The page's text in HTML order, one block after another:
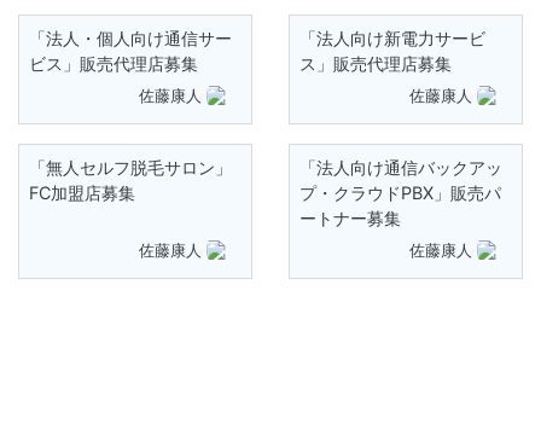
「法人・個人向け通信サー
ビス」販売代理店募集
佐藤康人
「法人向け新電力サービ
ス」販売代理店募集
佐藤康人
「無人セルフ脱毛サロン」
FC加盟店募集
佐藤康人
「法人向け通信バックアッ
プ・クラウドPBX」販売パ
ートナー募集
佐藤康人